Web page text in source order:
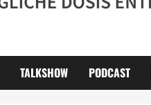
TALKSHOW PODCAST